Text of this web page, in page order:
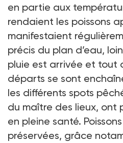
en partie aux
rendaient les poissons
manifestaient
précis du plan d’eau,
pluie est arrivée et tout
départs se sont
les différents spots
du maître des lieux, ont
en pleine santé.
préservées, grâce